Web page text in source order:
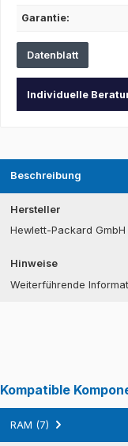
Garantie:
Datenblatt
Individuelle
Beschreibung
Hersteller
Hewlett-Packard GmbH
Hinweise
Weiterführende
Kompatible
RAM (7)